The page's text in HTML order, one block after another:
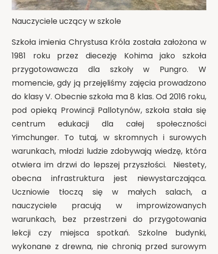
Nauczyciele uczący w szkole
Szkoła imienia Chrystusa Króla została założona w
1981 roku przez diecezję Kohima jako szkoła
przygotowawcza dla szkoły w Pungro. W
momencie, gdy ją przejęliśmy zajęcia prowadzono
do klasy V. Obecnie szkoła ma 8 klas. Od 2016 roku,
pod opieką Prowincji Pallotynów, szkoła stała się
centrum edukacji dla całej społeczności
Yimchunger. To tutaj, w skromnych i surowych
warunkach, młodzi ludzie zdobywają wiedzę, która
otwiera im drzwi do lepszej przyszłości. Niestety,
obecna infrastruktura jest niewystarczająca.
Uczniowie tłoczą się w małych salach, a
nauczyciele pracują w improwizowanych
warunkach, bez przestrzeni do przygotowania
lekcji czy miejsca spotkań. Szkolne budynki,
wykonane z drewna, nie chronią przed surowym